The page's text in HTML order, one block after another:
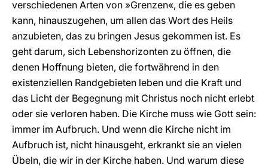
verschiedenen Arten von »Grenzen«, die es geben
kann, hinauszugehen, um allen das Wort des Heils
anzubieten, das zu bringen Jesus gekommen ist. Es
geht darum, sich Lebenshorizonten zu öffnen, die
denen Hoffnung bieten, die fortwährend in den
existenziellen Randgebieten leben und die Kraft und
das Licht der Begegnung mit Christus noch nicht erlebt
oder sie verloren haben. Die Kirche muss wie Gott sein:
immer im Aufbruch. Und wenn die Kirche nicht im
Aufbruch ist, nicht hinausgeht, erkrankt sie an vielen
Übeln, die wir in der Kirche haben. Und warum diese